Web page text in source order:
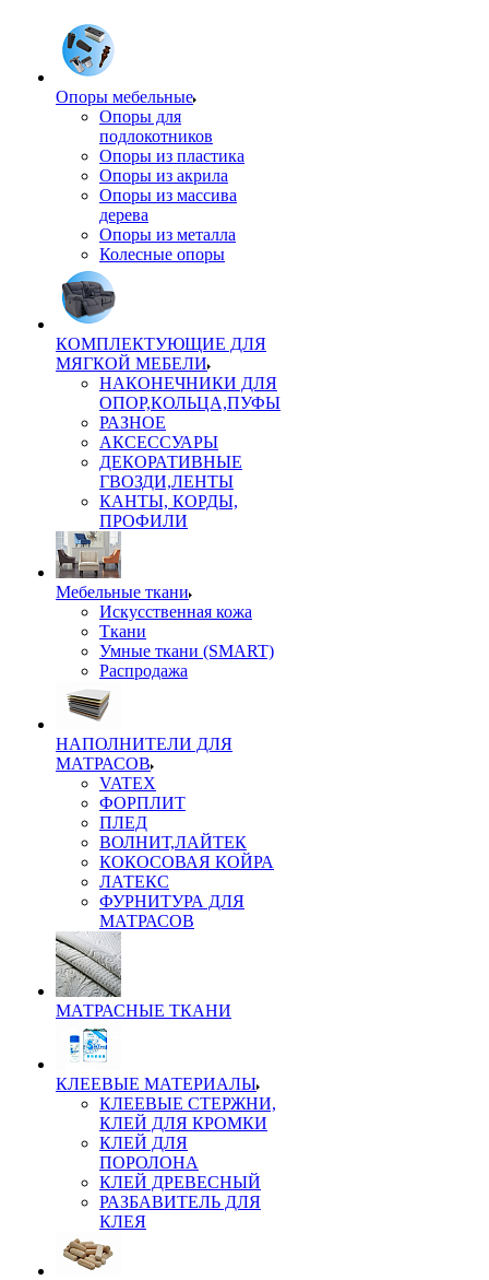
Опоры мебельные
Опоры для
подлокотников
Опоры из пластика
Опоры из акрила
Опоры из массива
дерева
Опоры из металла
Колесные опоры
КОМПЛЕКТУЮЩИЕ ДЛЯ
МЯГКОЙ МЕБЕЛИ
НАКОНЕЧНИКИ ДЛЯ
ОПОР,КОЛЬЦА,ПУФЫ
РАЗНОЕ
АКСЕССУАРЫ
ДЕКОРАТИВНЫЕ
ГВОЗДИ,ЛЕНТЫ
КАНТЫ, КОРДЫ,
ПРОФИЛИ
Мебельные ткани
Искусственная кожа
Ткани
Умные ткани (SMART)
Распродажа
НАПОЛНИТЕЛИ ДЛЯ
МАТРАСОВ
VATEX
ФОРПЛИТ
ПЛЕД
ВОЛНИТ,ЛАЙТЕК
КОКОСОВАЯ КОЙРА
ЛАТЕКС
ФУРНИТУРА ДЛЯ
МАТРАСОВ
МАТРАСНЫЕ ТКАНИ
КЛЕЕВЫЕ МАТЕРИАЛЫ
КЛЕЕВЫЕ СТЕРЖНИ,
КЛЕЙ ДЛЯ КРОМКИ
КЛЕЙ ДЛЯ
ПОРОЛОНА
КЛЕЙ ДРЕВЕСНЫЙ
РАЗБАВИТЕЛЬ ДЛЯ
КЛЕЯ